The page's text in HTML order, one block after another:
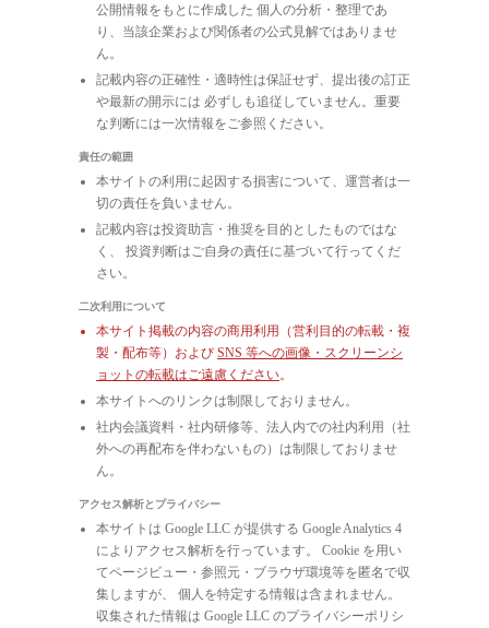
公開情報をもとに作成した 個人の分析・整理であ
り、当該企業および関係者の公式見解ではありませ
ん。
記載内容の正確性・適時性は保証せず、提出後の訂正
や最新の開示には 必ずしも追従していません。重要
な判断には一次情報をご参照ください。
責任の範囲
本サイトの利用に起因する損害について、運営者は一
切の責任を負いません。
記載内容は投資助言・推奨を目的としたものではな
く、 投資判断はご自身の責任に基づいて行ってくだ
さい。
二次利用について
本サイト掲載の内容の商用利用（営利目的の転載・複
製・配布等）および SNS 等への画像・スクリーンシ
ョットの転載はご遠慮ください。
本サイトへのリンクは制限しておりません。
社内会議資料・社内研修等、法人内での社内利用（社
外への再配布を伴わないもの）は制限しておりませ
ん。
アクセス解析とプライバシー
本サイトは Google LLC が提供する Google Analytics 4
によりアクセス解析を行っています。 Cookie を用い
てページビュー・参照元・ブラウザ環境等を匿名で収
集しますが、 個人を特定する情報は含まれません。
収集された情報は Google LLC のプライバシーポリシ